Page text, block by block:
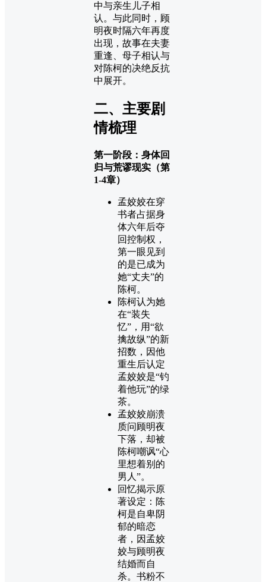
中与亲生儿子相
认。与此同时，顾
明夜时隔六年再度
出现，故事在夫妻
重逢、母子相认与
对陈柯的决绝反抗
中展开。
二、主要剧
情梳理
第一阶段：身体回
归与荒谬现实（第
1-4章）
孟姣姣在穿
书者占据身
体六年后夺
回控制权，
第一眼见到
的是已成为
她“丈夫”的
陈柯。
陈柯认为她
在“装失
忆”，用“欲
擒故纵”的新
招数，因他
重生后认定
孟姣姣是“钓
着他玩”的绿
茶。
孟姣姣崩溃
质问顾明夜
下落，却被
陈柯嘲讽“心
里想着别的
男人”。
回忆揭示原
著设定：陈
柯是自卑阴
郁的暗恋
者，因孟姣
姣与顾明夜
结婚而自
杀。书粉不